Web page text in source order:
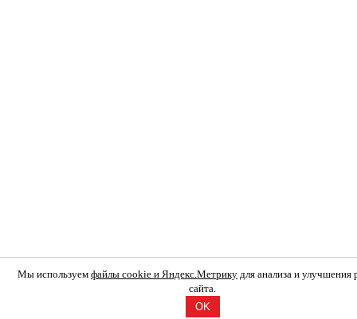
Мы используем файлы cookie и Яндекс.Метрику для анализа и улучшения
сайта.
OK